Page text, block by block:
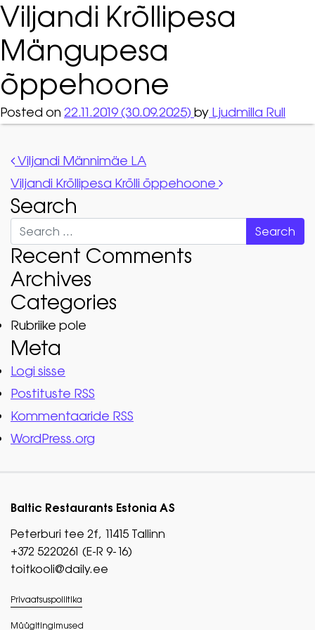
Viljandi Krõllipesa
Mängupesa
õppehoone
Posted on 22.11.2019(30.09.2025) by Ljudmilla Rull
Post navigation
Viljandi Männimäe LA
Viljandi Krõllipesa Krõlli õppehoone
Search
Search
Recent Comments
Archives
Categories
Rubriike pole
Meta
Logi sisse
Postituste RSS
Kommentaaride RSS
WordPress.org
Baltic Restaurants Estonia AS
Peterburi tee 2f, 11415 Tallinn
+372 5220261 (E-R 9-16)
toitkooli@daily.ee
Privaatsuspoliitika
Müügitingimused